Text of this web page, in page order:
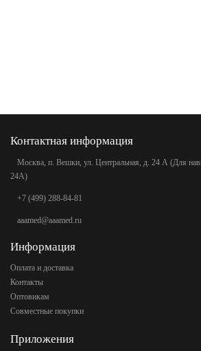
Контактная информация
Москва, п. Вешки, ул. Центральная, д. 24 А (Для
24А)
+7 (499) 288-84-81
aaamed@aaamed.ru
Информация
Оплата и доставка
Контакты
Оптовикам
Совместные покупки
Приложения